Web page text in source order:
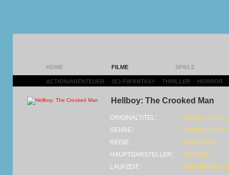
HOME FILME SPIELE
ACTION/ABENTEUER SCI-FI/FANTASY THRILLER HORROR
Hellboy: The Crooked Man
ORIGINALTITEL:
Hellboy: The
GENRE:
Fantasy •
REGIE:
Brian Taylor
HAUPTDARSTELLER:
Jack Kesy
LAUFZEIT:
DVD (95 Min) •